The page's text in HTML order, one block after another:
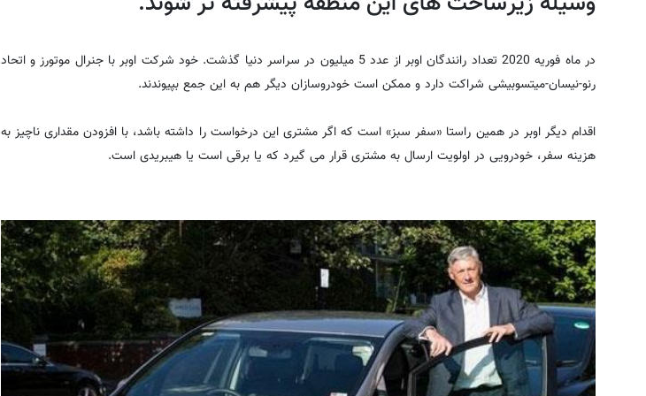
در ماه فوریه 2020 تعداد رانندگان اوبر از عدد 5 میلیون در سراسر دنیا گذشت. خود شرکت اوبر با جنرال موتورز و اتحاد
رنو-نیسان-میتسوبیشی شراکت دارد و ممکن است خودروسازان دیگر هم به این جمع بپیوندند.
اقدام دیگر اوبر در همین راستا «سفر سبز» است که اگر مشتری این درخواست را داشته باشد، با افزودن مقداری ناچیز به
هزینه سفر، خودرویی در اولویت ارسال به مشتری قرار می گیرد که یا برقی است یا هیبریدی است.